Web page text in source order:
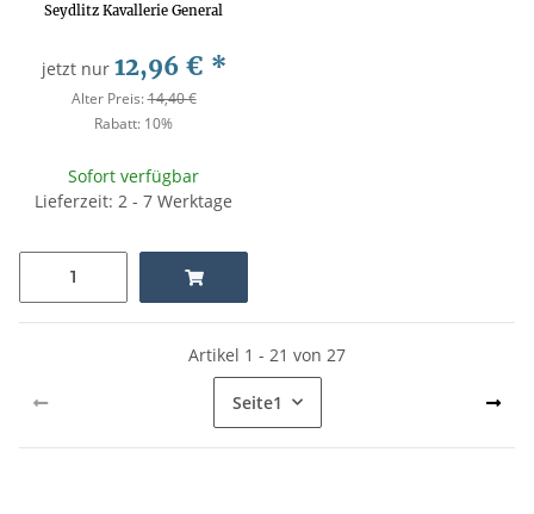
Seydlitz Kavallerie General
jetzt nur 12,96 € *
Alter Preis:14,40 €
Rabatt: 10%
Sofort verfügbar
Lieferzeit: 2 - 7 Werktage
Artikel 1 - 21 von 27
Seite1